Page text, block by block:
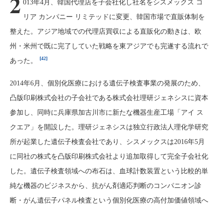
013年4月、韓国代理店を子会社化し社名をシスメックス コ
リア カンパニー リミテッドに変更、韓国市場で直販体制を
整えた。アジア地域での代理店買収による直販化の動きは、欧
州・米州で既に完了していた戦略を東アジアでも完遂する流れで
あった。
[42]
2014年6月、個別化医療における遺伝子検査事業の発展のため、
凸版印刷株式会社の子会社である株式会社理研ジェネシスに資本
参加し、同時に兵庫県加古川市に新たな機器生産工場「アイ ス
クエア」を開設した。理研ジェネシスは独立行政法人理化学研究
所が起業した遺伝子検査会社であり、シスメックスは2016年5月
に同社の株式を凸版印刷株式会社より追加取得して完全子会社化
した。遺伝子検査領域への布石は、血球計数装置という比較的単
純な機器のビジネスから、抗がん剤適応判断のコンパニオン診
断・がん遺伝子パネル検査という個別化医療の高付加価値領域へ